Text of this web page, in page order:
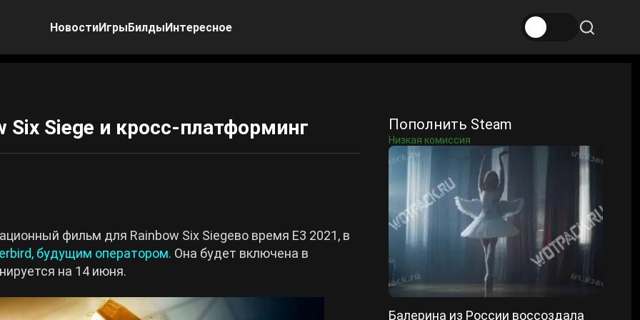
НовостиИгрыБилдыИнтересное
Siege и кросс-платформинг
фильм для Rainbow Six Siegeво время E3 2021, в
будущим оператором. Она будет включена в
на 14 июня.
Пополнить Steam
Низкая комиссия
Балерина из России воссоздала